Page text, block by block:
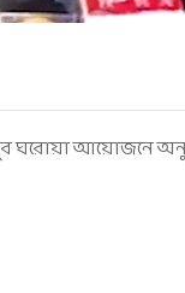
ঘরোয়া আয়োজনে